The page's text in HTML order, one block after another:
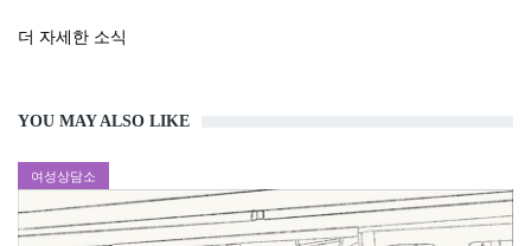
더 자세한 소식
YOU MAY ALSO LIKE
여성상담소